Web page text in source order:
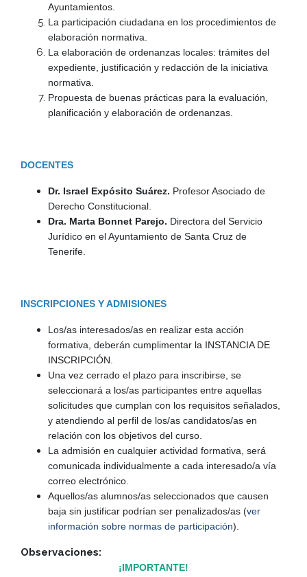
Ayuntamientos.
La participación ciudadana en los procedimientos de
elaboración normativa.
La elaboración de ordenanzas locales: trámites del
expediente, justificación y redacción de la iniciativa
normativa.
Propuesta de buenas prácticas para la evaluación,
planificación y elaboración de ordenanzas.
DOCENTES
Dr. Israel Expósito Suárez. Profesor Asociado de
Derecho Constitucional.
Dra. Marta Bonnet Parejo. Directora del Servicio
Jurídico en el Ayuntamiento de Santa Cruz de
Tenerife.
INSCRIPCIONES Y ADMISIONES
Los/as interesados/as en realizar esta acción
formativa, deberán cumplimentar la INSTANCIA DE
INSCRIPCIÓN.
Una vez cerrado el plazo para inscribirse, se
seleccionará a los/as participantes entre aquellas
solicitudes que cumplan con los requisitos señalados,
y atendiendo al perfil de los/as candidatos/as en
relación con los objetivos del curso.
La admisión en cualquier actividad formativa, será
comunicada individualmente a cada interesado/a vía
correo electrónico.
Aquellos/as alumnos/as seleccionados que causen
baja sin justificar podrían ser penalizados/as (ver
información sobre normas de participación).
Observaciones:
¡IMPORTANTE!